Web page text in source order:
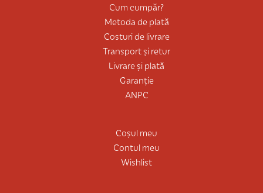
Cum cumpăr?
Metoda de plată
Costuri de livrare
Transport și retur
Livrare și plată
Garanție
ANPC
Coșul meu
Contul meu
Wishlist